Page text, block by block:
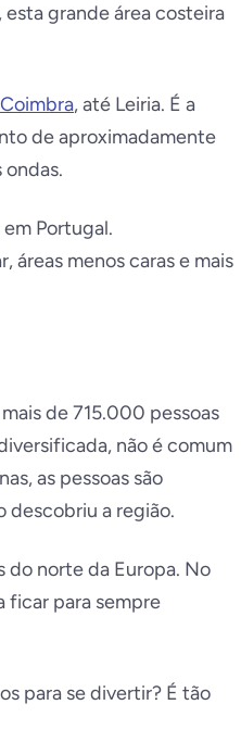
esta grande área costeira
Coimbra, até Leiria. É a
de aproximadamente
Portugal.
áreas menos caras e mais
mais de 715.000 pessoas
não é comum
as pessoas são
descobriu a região.
do norte da Europa. No
ficar para sempre
para se divertir? É tão